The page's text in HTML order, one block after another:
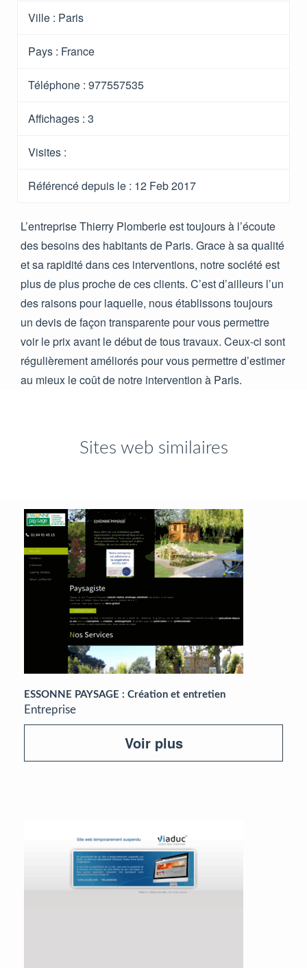
Ville : Paris
Pays : France
Téléphone : 977557535
Affichages : 3
Visites :
Référencé depuis le : 12 Feb 2017
L’entreprise Thierry Plomberie est toujours à l’écoute
des besoins des habitants de Paris. Grace à sa qualité
et sa rapidité dans ces interventions, notre société est
plus de plus proche de ces clients. C’est d’ailleurs l’un
des raisons pour laquelle, nous établissons toujours
un devis de façon transparente pour vous permettre
voir le prix avant le début de tous travaux. Ceux-ci sont
régulièrement améliorés pour vous permettre d’estimer
au mieux le coût de notre intervention à Paris.
Sites web similaires
ESSONNE PAYSAGE : Création et entretien
Entreprise
Voir plus